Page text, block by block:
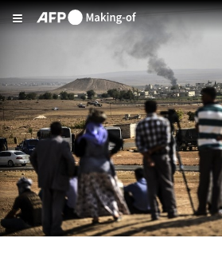
Aller au contenu principal